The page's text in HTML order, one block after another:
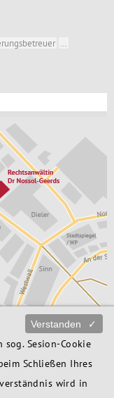
/ 172 76 06
bng.de
Verstanden ✓
Sesion-Cookie
Schließen Ihres
wird in